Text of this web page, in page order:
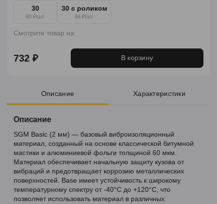
30
60 ₽/шт.
30 с роликом
66 ₽/шт.
Смотрите товар на:
732 ₽ В корзину
Описание Характеристики
Описание
SGM Basic (2 мм) — базовый виброизоляционный
материал, созданный на основе классической битумной
мастики и алюминиевой фольги толщиной 60 мкм.
Материал обеспечивает начальную защиту кузова от
вибраций и предотвращает коррозию металлических
поверхностей. Base имеет устойчивость к широкому
температурному спектру от -40°C до +120°C, что
позволяет использовать материал в различных